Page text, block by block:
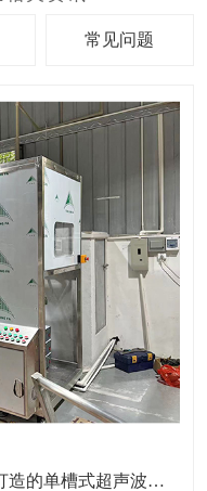
常见问题
专业高效，精准洁净：为您量身打造的单槽式超声波清洗解决方案